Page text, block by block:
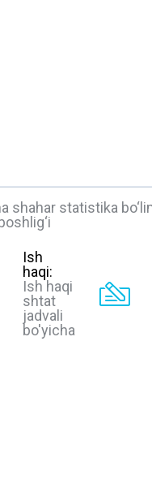
shahar statistika
Ish
haqi:
Ish haqi
shtat
jadvali
bo'yicha